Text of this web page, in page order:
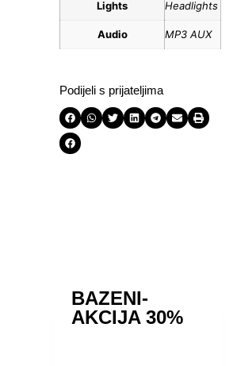
Lights Headlights
Audio MP3 AUX
Podijeli s prijateljima
BAZENI-
AKCIJA 30%